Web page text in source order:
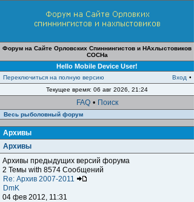
Форум на Сайте Орловских Спиннингистов и НАхлыстовиков
СОСНа
Hello Mobile Device User!
Переключиться на полную версию Вход •
Текущее время: 06 авг 2026, 21:24
FAQ • Поиск
Весь рыболовный форум
Архивы
Архивы
Архивы предыдущих версий форума
2 Темы with 8574 Сообщений
Re: Архив 2007-2011
DmK
04 фев 2012, 11:31